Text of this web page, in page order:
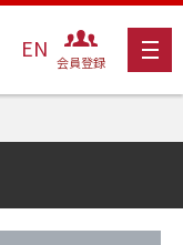
EN 会員登録